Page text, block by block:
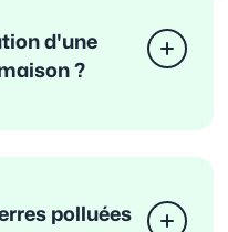
d'une
?
polluées